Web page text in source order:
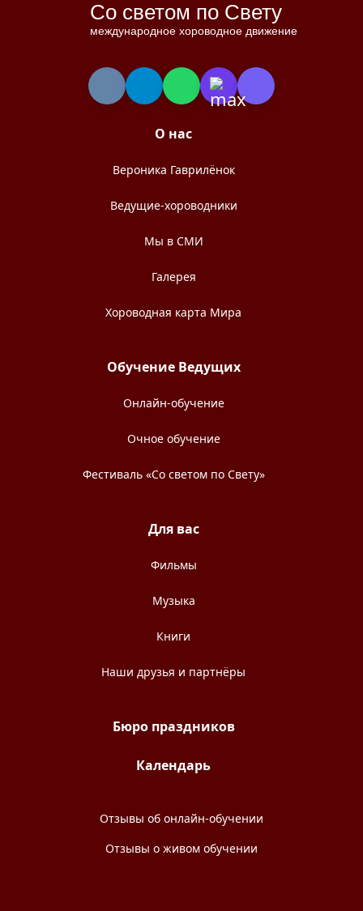
Со светом по Свету
международное хороводное движение
О нас
Вероника Гаврилёнок
Ведущие-хороводники
Мы в СМИ
Галерея
Хороводная карта Мира
Обучение Ведущих
Онлайн-обучение
Очное обучение
Фестиваль «Со светом по Свету»
Для вас
Фильмы
Музыка
Книги
Наши друзья и партнёры
Бюро праздников
Календарь
Отзывы об онлайн-обучении
Отзывы о живом обучении